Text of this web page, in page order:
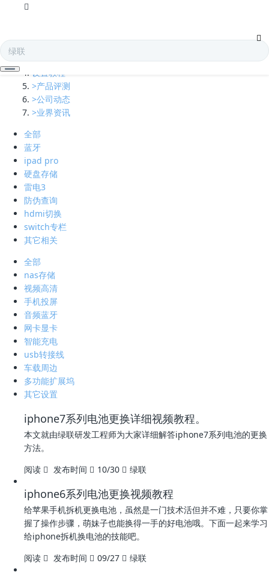
凯发娱乐全球的技术支持
设置教程
>产品评测
>公司动态
>业界资讯
全部
蓝牙
ipad pro
硬盘存储
雷电3
防伪查询
hdmi切换
switch专栏
其它相关
全部
nas存储
视频高清
手机投屏
音频蓝牙
网卡显卡
智能充电
usb转接线
车载周边
多功能扩展坞
其它设置
iphone7系列电池更换详细视频教程。
本文就由绿联研发工程师为大家详细解答iphone7系列电池的更换
方法。
阅读
发布时间 10/30 绿联
iphone6系列电池更换视频教程
给苹果手机拆机更换电池，虽然是一门技术活但并不难，只要你掌
握了操作步骤，萌妹子也能换得一手的好电池哦。下面一起来学习
给iphone拆机换电池的技能吧。
阅读
发布时间 09/27 绿联